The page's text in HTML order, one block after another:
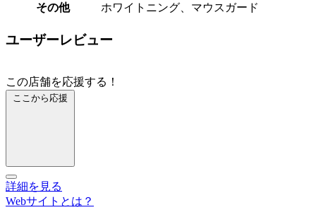
その他
ホワイトニング、マウスガード
ユーザーレビュー
この店舗を応援する！
ここから応援
詳細を見る
Webサイトとは？